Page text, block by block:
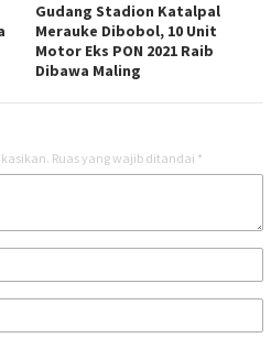
Gudang Stadion Katalpal
Merauke Dibobol, 10 Unit
Motor Eks PON 2021 Raib
Dibawa Maling
Ruas yang wajib ditandai *